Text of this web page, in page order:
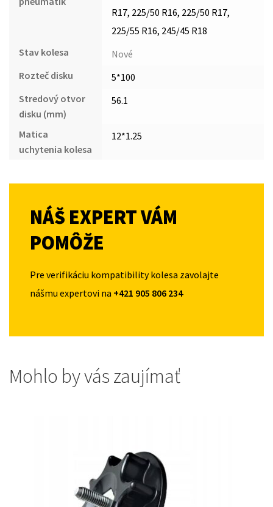
R17, 225/50 R16, 225/50 R17,
225/55 R16, 245/45 R18
Stav kolesa
Nové
Rozteč disku
5*100
Stredový otvor
disku (mm)
56.1
Matica
uchytenia kolesa
12*1.25
NÁŠ EXPERT VÁM
POMÔŽE
Pre verifikáciu kompatibility kolesa zavolajte
nášmu expertovi na +421 905 806 234
Mohlo by vás zaujímať